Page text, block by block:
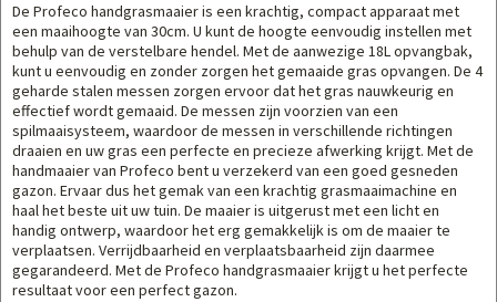
De Profeco handgrasmaaier is een krachtig, compact apparaat met
een maaihoogte van 30cm. U kunt de hoogte eenvoudig instellen met
behulp van de verstelbare hendel. Met de aanwezige 18L opvangbak,
kunt u eenvoudig en zonder zorgen het gemaaide gras opvangen. De 4
geharde stalen messen zorgen ervoor dat het gras nauwkeurig en
effectief wordt gemaaid. De messen zijn voorzien van een
spilmaaisysteem, waardoor de messen in verschillende richtingen
draaien en uw gras een perfecte en precieze afwerking krijgt. Met de
handmaaier van Profeco bent u verzekerd van een goed gesneden
gazon. Ervaar dus het gemak van een krachtig grasmaaimachine en
haal het beste uit uw tuin. De maaier is uitgerust met een licht en
handig ontwerp, waardoor het erg gemakkelijk is om de maaier te
verplaatsen. Verrijdbaarheid en verplaatsbaarheid zijn daarmee
gegarandeerd. Met de Profeco handgrasmaaier krijgt u het perfecte
resultaat voor een perfect gazon.